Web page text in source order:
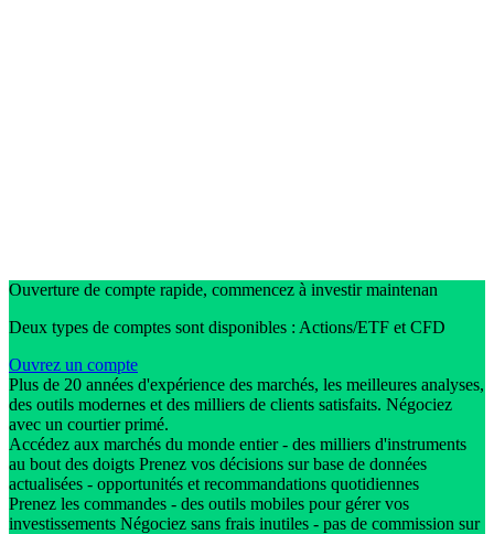
Ouverture de compte rapide, commencez à investir maintenan
Deux types de comptes sont disponibles : Actions/ETF et CFD
Ouvrez un compte
Plus de 20 années d'expérience des marchés, les meilleures analyses,
des outils modernes et des milliers de clients satisfaits. Négociez
avec un courtier primé.
Accédez aux marchés du monde entier - des milliers d'instruments
au bout des doigts Prenez vos décisions sur base de données
actualisées - opportunités et recommandations quotidiennes
Prenez les commandes - des outils mobiles pour gérer vos
investissements Négociez sans frais inutiles - pas de commission sur